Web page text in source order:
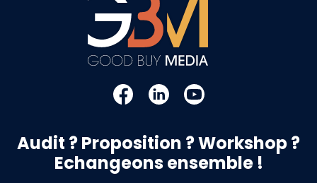
Audit ? Proposition ? Workshop ?
Echangeons ensemble !